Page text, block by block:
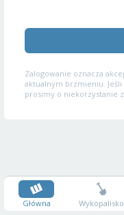
Zalogowanie oznacza
aktualnym brzmieniu. Jeśli
prosimy o niekorzystanie
Główna Wykopalisko